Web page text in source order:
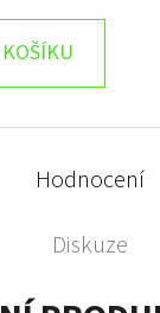
Hodnocení
Diskuze